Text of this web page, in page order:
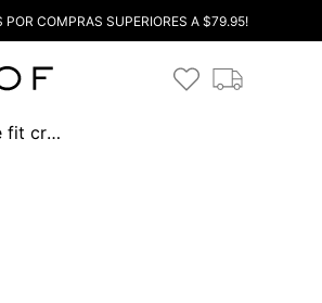
POR COMPRAS SUPERIORES A $79.95!
Jean loose fit cruzado doble boton